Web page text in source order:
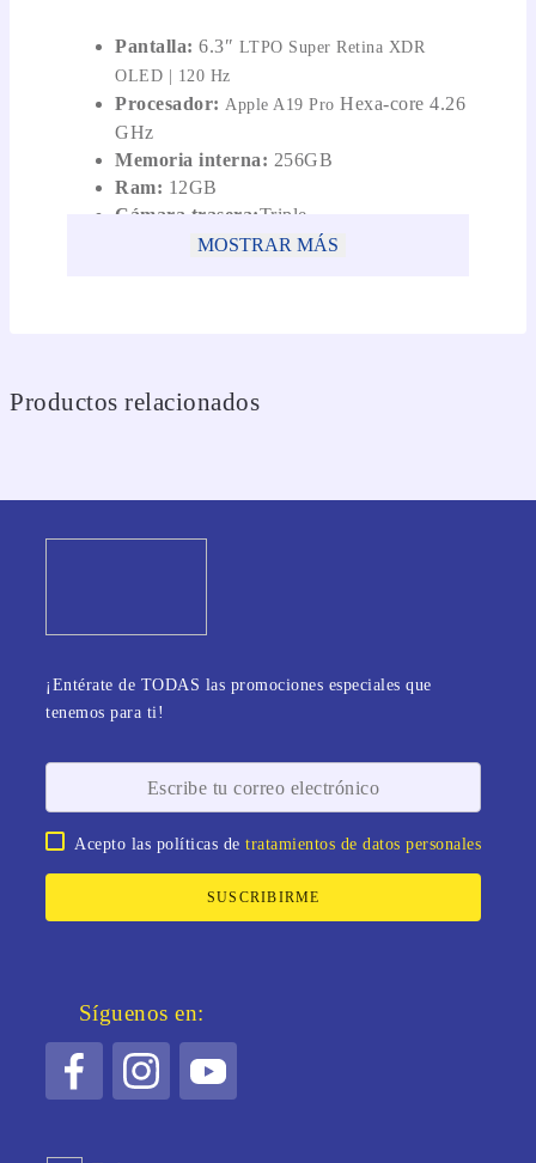
Pantalla: 6.3″ LTPO Super Retina XDR
OLED | 120 Hz
Procesador: Apple A19 Pro Hexa-core 4.26
GHz
Memoria interna: 256GB
Ram: 12GB
Cámara trasera:Triple
48MP+48MP+48MP
MOSTRAR MÁS
Productos relacionados
¡Entérate de TODAS las promociones especiales que
tenemos para ti!
Acepto las políticas detratamientos de datos personales
SUSCRIBIRME
Síguenos en: